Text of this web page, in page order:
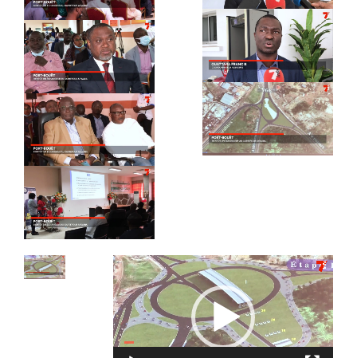
Lecteur
vidéo